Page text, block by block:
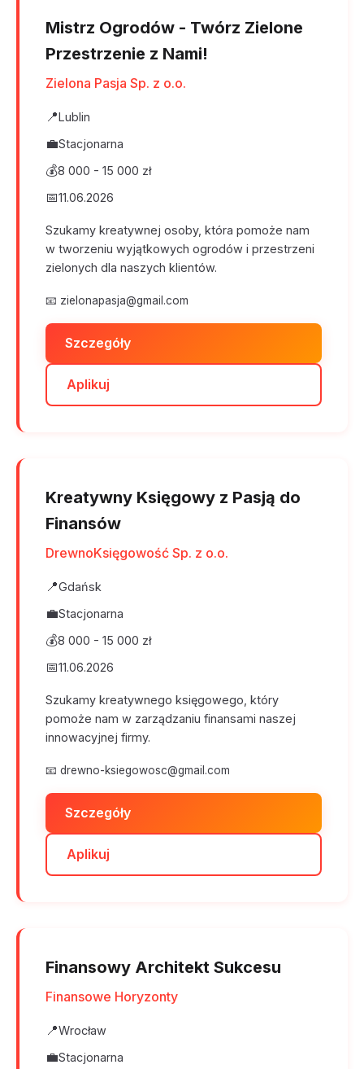
Mistrz Ogrodów - Twórz Zielone
Przestrzenie z Nami!
Zielona Pasja Sp. z o.o.
📍Lublin
💼Stacjonarna
💰8 000 - 15 000 zł
📅11.06.2026
Szukamy kreatywnej osoby, która pomoże nam
w tworzeniu wyjątkowych ogrodów i przestrzeni
zielonych dla naszych klientów.
📧 zielonapasja@gmail.com
Szczegóły
Aplikuj
Kreatywny Księgowy z Pasją do
Finansów
DrewnoKsięgowość Sp. z o.o.
📍Gdańsk
💼Stacjonarna
💰8 000 - 15 000 zł
📅11.06.2026
Szukamy kreatywnego księgowego, który
pomoże nam w zarządzaniu finansami naszej
innowacyjnej firmy.
📧 drewno-ksiegowosc@gmail.com
Szczegóły
Aplikuj
Finansowy Architekt Sukcesu
Finansowe Horyzonty
📍Wrocław
💼Stacjonarna